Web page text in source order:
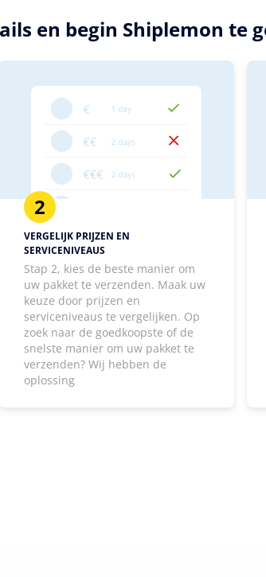
en begin Shiplemon te
2
VERGELIJK PRIJZEN EN
SERVICENIVEAUS
Stap 2, kies de beste manier om
uw pakket te verzenden. Maak uw
keuze door prijzen en
serviceniveaus te vergelijken. Op
zoek naar de goedkoopste of de
snelste manier om uw pakket te
verzenden? Wij hebben de
oplossing